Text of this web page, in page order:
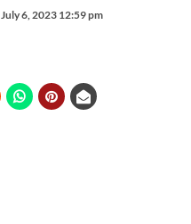
July 6, 2023 12:59 pm